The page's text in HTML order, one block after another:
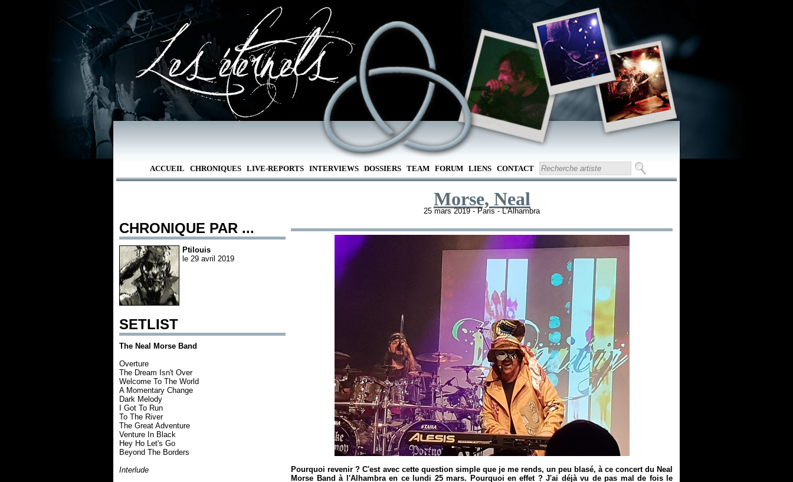
ACCUEIL CHRONIQUES LIVE-REPORTS INTERVIEWS DOSSIERS TEAM FORUM LIENS CONTACT
CHRONIQUE PAR ...
Ptilouis
le 29 avril 2019
SETLIST
The Neal Morse Band
Overture
The Dream Isn't Over
Welcome To The World
A Momentary Change
Dark Melody
I Got To Run
To The River
The Great Adventure
Venture In Black
Hey Ho Let's Go
Beyond The Borders
Interlude
Morse, Neal
25 mars 2019 - Paris - L'Alhambra
Pourquoi revenir ? C'est avec cette question simple que je me rends, un peu blasé, à ce concert du Neal
Morse Band à l'Alhambra en ce lundi 25 mars. Pourquoi en effet ? J'ai déjà vu de pas mal de fois le